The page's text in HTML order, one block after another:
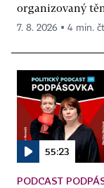
organizovaný
7. 8. 2026 ▪ 4 min.
55:23
PODCAST